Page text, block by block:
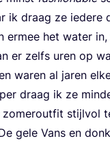
ik draag ze iede­re
ermee het water
er zelfs uren op
waren al jaren
draag ik ze
stijl­vol
gele Vans en